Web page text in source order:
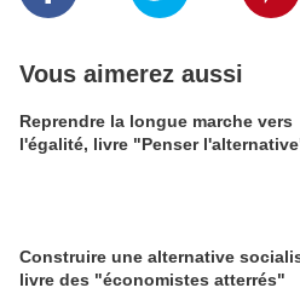
Vous aimerez aussi
Reprendre la longue marche vers
l'égalité, livre "Penser
Construire une alternative
livre des "économistes atterrés"